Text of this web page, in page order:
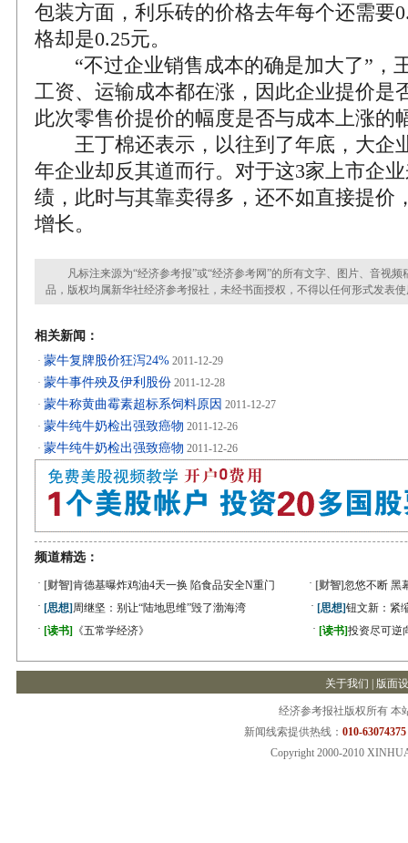
包装方面，利乐砖的价格去年每个还需要
格却是0.25元。
“不过企业销售成本的确是加大了”，
工资、运输成本都在涨，因此企业提价是
此次零售价提价的幅度是否与成本上涨的
王丁棉还表示，以往到了年底，大企
年企业却反其道而行。对于这3家上市企
绩，此时与其靠卖得多，还不如直接提价
增长。
凡标注来源为“经济参考报”或“经济参考网”的所有文字、图片、音视频
品，版权均属新华社经济参考报社，未经书面授权，不得以任何形式发表
相关新闻：
· 蒙牛复牌股价狂泻24% 2011-12-29
· 蒙牛事件殃及伊利股份 2011-12-28
· 蒙牛称黄曲霉素超标系饲料原因 2011-12-27
· 蒙牛纯牛奶检出强致癌物 2011-12-26
· 蒙牛纯牛奶检出强致癌物 2011-12-26
频道精选：
· [财智]肯德基曝炸鸡油4天一换 陷食品安全N重门 · [财智]忽悠不断 黑
· [思想] 周继坚：别让“陆地思维”毁了渤海湾 · [思想]钮文新：紧
· [读书] 《五常学经济》 · [读书]投资尽可逆
关于我们 版面
经济参考报社版权所有 本
新闻线索提供热线： 010-
Copyright 2000-2010